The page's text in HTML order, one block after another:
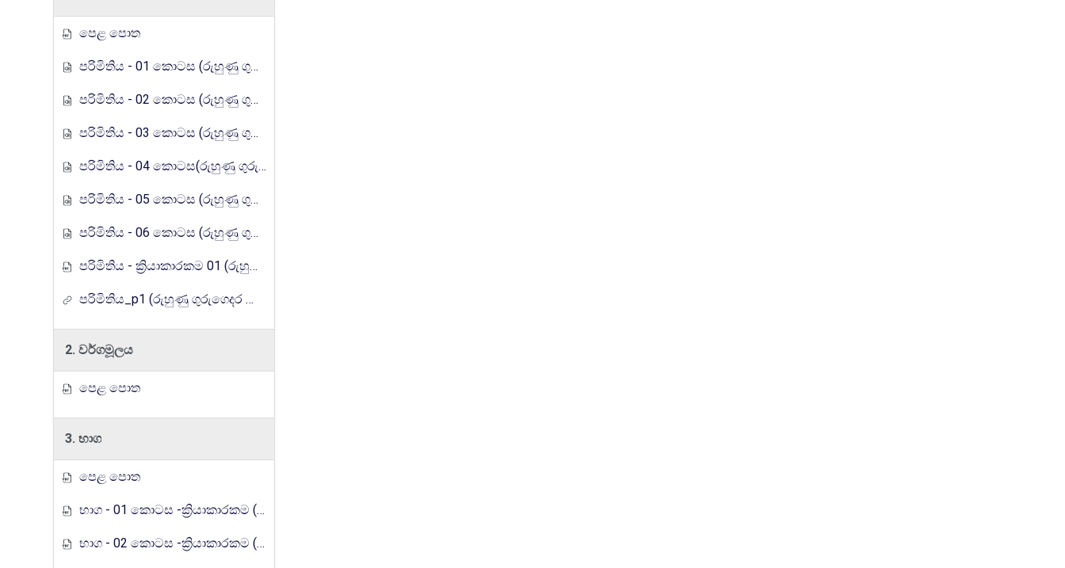
පෙළ පොත
පරිමිතිය - 01 කොටස (රුහුණු ගුරුගෙදර රේඩියෝ පාඩම් මාලාව)
පරිමිතිය - 02 කොටස (රුහුණු ගුරුගෙදර රේඩියෝ පාඩම් මාලාව)
පරිමිතිය - 03 කොටස (රුහුණු ගුරුගෙදර රේඩියෝ පාඩම් මාලාව)
පරිමිතිය - 04 කොටස(රුහුණු ගුරුගෙදර රේඩියෝ පාඩම් මාලාව)
පරිමිතිය - 05 කොටස (රුහුණු ගුරුගෙදර රේඩියෝ පාඩම් මාලාව)
පරිමිතිය - 06 කොටස (රුහුණු ගුරුගෙදර රේඩියෝ පාඩම් මාලාව)
පරිමිතිය - ක්‍රියාකාරකම 01 (රුහුණු ගුරුගෙදර රේඩියෝ පාඩම් මාලාව)
පරිමිතිය_p1 (රුහුණු ගුරුගෙදර රේඩියෝ පාඩම් මාලාව)
2. වර්ගමූලය
පෙළ පොත
3. භාග
පෙළ පොත
භාග - 01 කොටස -ක්‍රියාකාරකම (රුහුණු ගුරුගෙදර රේඩියෝ පාඩම් මාලාව)
භාග - 02 කොටස -ක්‍රියාකාරකම (රුහුණු ගුරුගෙදර රේඩියෝ පාඩම් මාලාව)